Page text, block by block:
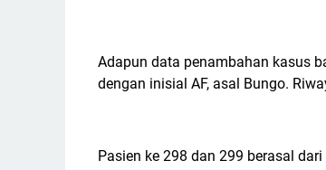
Adapun data penambahan kasus
dengan inisial AF, asal Bungo.
Pasien ke 298 dan 299 berasal